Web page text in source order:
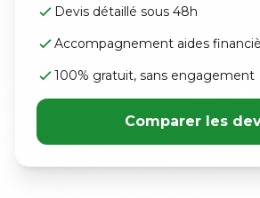
Devis détaillé sous 48h
Accompagnement aides
100% gratuit, sans engagement
Comparer les